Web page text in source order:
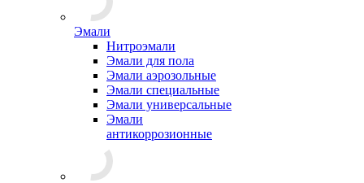
Эмали
Нитроэмали
Эмали для пола
Эмали аэрозольные
Эмали специальные
Эмали универсальные
Эмали
антикоррозионные